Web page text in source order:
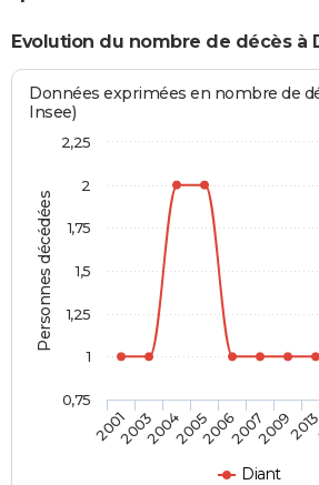
Evolution du nombre de décès à
Personnes décédées
Données exprimées en nombre de
Insee)
Diant
2001200320042005200620072009
0,75
1
1,25
1,5
1,75
2
2,25